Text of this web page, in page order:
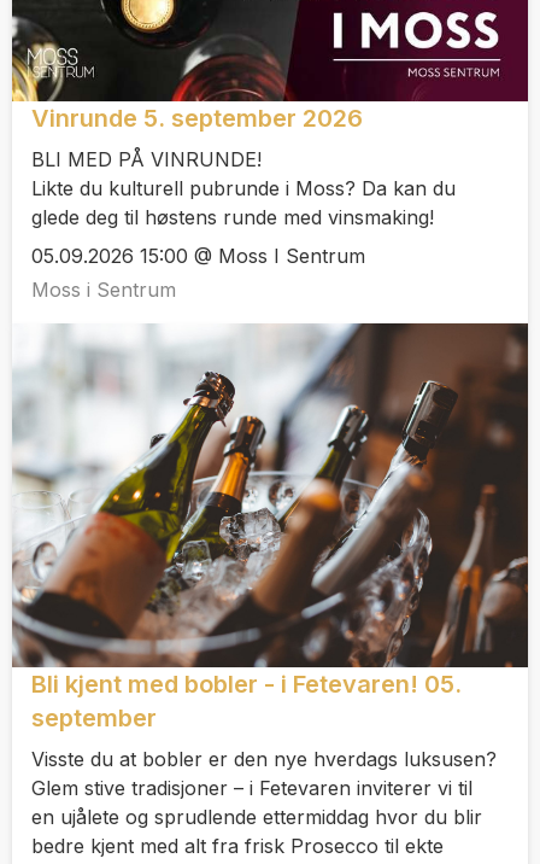
Vinrunde 5. september 2026
BLI MED PÅ VINRUNDE!
Likte du kulturell pubrunde i Moss? Da kan du
glede deg til høstens runde med vinsmaking!
05.09.2026 15:00 @ Moss I Sentrum
Moss i Sentrum
Bli kjent med bobler - i Fetevaren! 05.
september
Visste du at bobler er den nye hverdags luksusen?
Glem stive tradisjoner – i Fetevaren inviterer vi til
en ujålete og sprudlende ettermiddag hvor du blir
bedre kjent med alt fra frisk Prosecco til ekte